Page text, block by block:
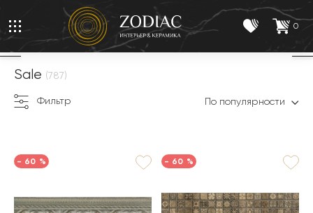
0
Sale (787)
Фильтр По популярности
- 60 % - 60 %